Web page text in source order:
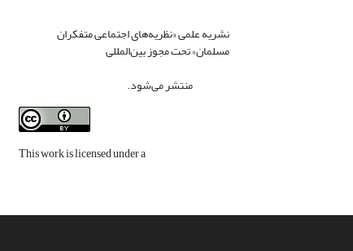
نشریه علمی «نظریه‌های اجتماعی متفکران
مسلمان» تحت مجوز بین‌المللی
منتشر می‌شود.
This work is licensed under a